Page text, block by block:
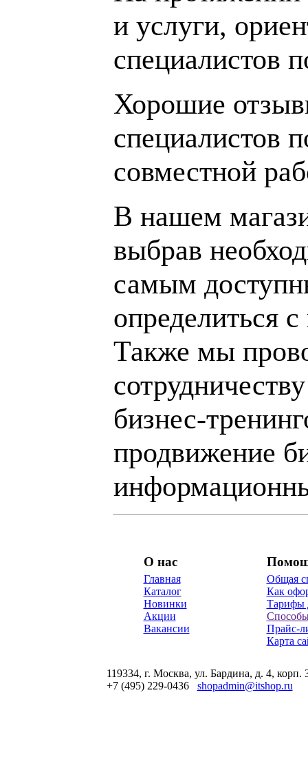
и услуги,
специалистов
Хорошие
специалистов
совместной
В нашем
выбрав
самым
определиться
Также мы
бизнес-
продвижение
О нас
Главная
Каталог
Новинки
Акции
Вакансии
Общая
Как
Тарифы
Прайс-
Карта
119334, г. Москва, ул. Бардина, д. 4, корп.
+7 (495) 229-0436 shopadmin@itshop.ru